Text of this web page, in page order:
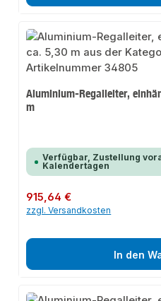
Aluminium-Regalleiter,
m
Verfügbar, Zustellung
Kalendertagen
Regulärer Preis:
915,64 €
zzgl. Versandkosten
In den